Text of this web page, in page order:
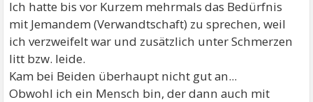
Ich hatte bis vor Kurzem mehrmals das Bedürfnis
mit Jemandem (Verwandtschaft) zu sprechen, weil
ich verzweifelt war und zusätzlich unter Schmerzen
litt bzw. leide.
Kam bei Beiden überhaupt nicht gut an...
Obwohl ich ein Mensch bin, der dann auch mit